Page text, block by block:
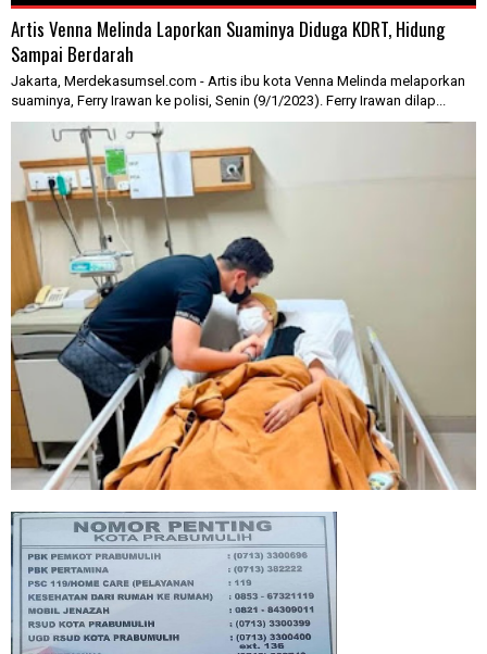
Artis Venna Melinda Laporkan Suaminya Diduga KDRT, Hidung
Sampai Berdarah
Jakarta, Merdekasumsel.com - Artis ibu kota Venna Melinda melaporkan
suaminya, Ferry Irawan ke polisi, Senin (9/1/2023). Ferry Irawan dilap...